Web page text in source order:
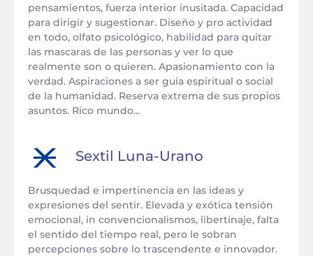
pensamientos, fuerza interior inusitada. Capacidad
para dirigir y sugestionar. Diseño y pro actividad
en todo, olfato psicológico, habilidad para quitar
las mascaras de las personas y ver lo que
realmente son o quieren. Apasionamiento con la
verdad. Aspiraciones a ser guía espiritual o social
de la humanidad. Reserva extrema de sus propios
asuntos. Rico mundo...
Sextil Luna-Urano
Brusquedad e impertinencia en las ideas y
expresiones del sentir. Elevada y exótica tensión
emocional, in convencionalismos, libertinaje, falta
el sentido del tiempo real, pero le sobran
percepciones sobre lo trascendente e innovador.